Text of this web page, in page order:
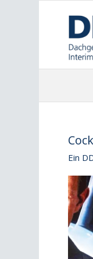
Ein